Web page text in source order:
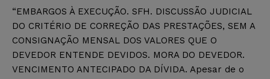
“EMBARGOS À EXECUÇÃO. SFH. DISCUSSÃO JUDICIAL
DO CRITÉRIO DE CORREÇÃO DAS PRESTAÇÕES, SEM A
CONSIGNAÇÃO MENSAL DOS VALORES QUE O
DEVEDOR ENTENDE DEVIDOS. MORA DO DEVEDOR.
VENCIMENTO ANTECIPADO DA DÍVIDA. Apesar de o